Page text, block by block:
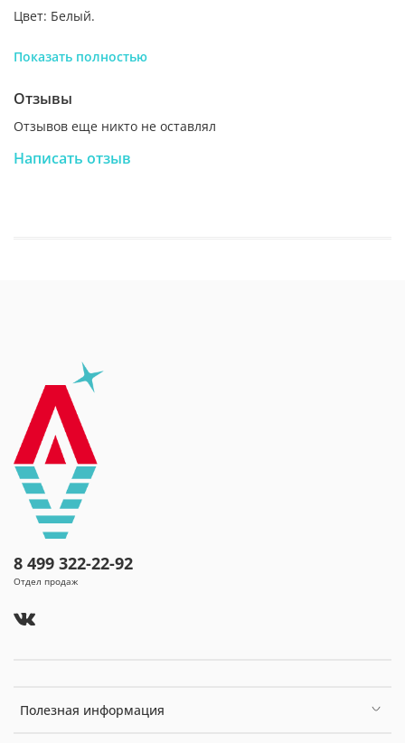
Цвет: Белый.
Показать полностью
Отзывы
Отзывов еще никто не оставлял
Написать отзыв
Полезная информация
8 499 322-22-92
Отдел продаж